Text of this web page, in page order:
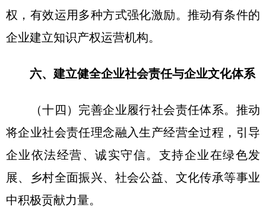
权，有效运用多种方式强化激励。推动有条件的
企业建立知识产权运营机构。
六、建立健全企业社会责任与企业文化体系
（十四）完善企业履行社会责任体系。推动
将企业社会责任理念融入生产经营全过程，引导
企业依法经营、诚实守信。支持企业在绿色发
展、乡村全面振兴、社会公益、文化传承等事业
中积极贡献力量。